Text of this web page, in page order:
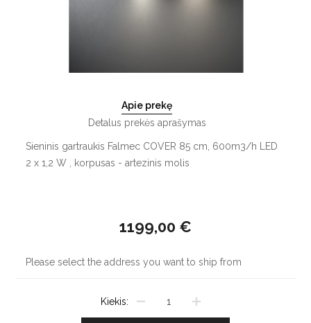
Apie prekę
Detalus prekės aprašymas
Sieninis gartraukis Falmec COVER 85 cm, 600m3/h LED
2 x 1,2 W , korpusas - artezinis molis
1199,00 €
Please select the address you want to ship from
Kiekis: